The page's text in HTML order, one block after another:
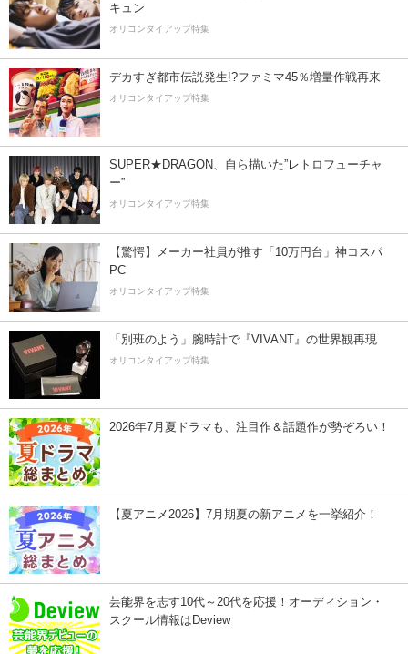
キュン
オリコンタイアップ特集
デカすぎ都市伝説発生!?ファミマ45％増量作戦再来
オリコンタイアップ特集
SUPER★DRAGON、自ら描いた”レトロフューチャ
ー”
オリコンタイアップ特集
【驚愕】メーカー社員が推す「10万円台」神コスパ
PC
オリコンタイアップ特集
「別班のよう」腕時計で『VIVANT』の世界観再現
オリコンタイアップ特集
2026年7月夏ドラマも、注目作＆話題作が勢ぞろい！
【夏アニメ2026】7月期夏の新アニメを一挙紹介！
芸能界を志す10代～20代を応援！オーディション・
スクール情報はDeview